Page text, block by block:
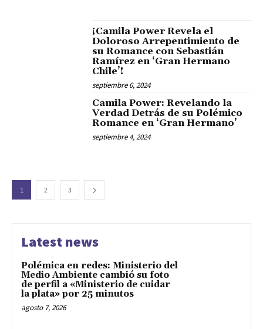
¡Camila Power Revela el
Doloroso Arrepentimiento de
su Romance con Sebastián
Ramírez en ‘Gran Hermano
Chile’!
septiembre 6, 2024
Camila Power: Revelando la
Verdad Detrás de su Polémico
Romance en ‘Gran Hermano’
septiembre 4, 2024
1 2 3
Latest news
Polémica en redes: Ministerio del
Medio Ambiente cambió su foto
de perfil a «Ministerio de cuidar
la plata» por 25 minutos
agosto 7, 2026